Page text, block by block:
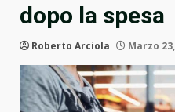
dopo la spesa
Roberto Arciola Marzo